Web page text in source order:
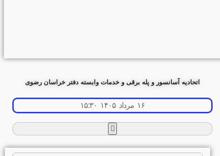
اتحادیه آسانسور و پله برقی و خدمات وابسته دفتر خراسان رضوی
۱۶ مرداد ۱۴۰۵ ۱۵:۳۰